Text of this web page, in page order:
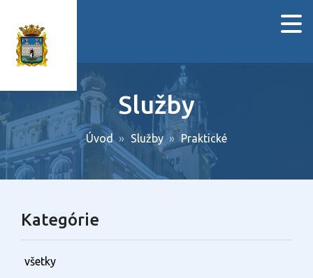
Služby
Úvod Služby Praktické
Kategórie
všetky